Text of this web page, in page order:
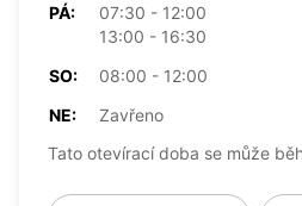
PÁ:
07:30 - 12:00
13:00 - 16:30
SO:
08:00 - 12:00
NE:
Zavřeno
Tato otevírací doba se může